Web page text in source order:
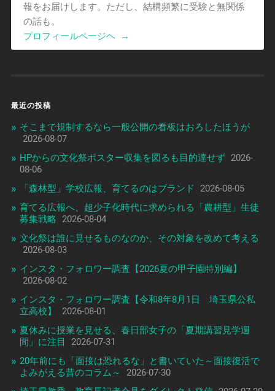
報をお届けします。ただし、結構頻繁に受験と無関係
の話も。
プロフィールページヘ
→
最近の投稿
そこまで規制するなら一般公開の看板はおろしたほうが
2026-08-07
HPからの文化祭ポスター収集を図るも目的達せず 2026-
08-06
「森林型」学校広報、育てるのはブランド
2026-08-05
育てる広報へ、超少子化時代に求められる「農耕型」生徒
募集戦略
2026-08-04
文化祭は誰に見せるものなのか、その対象を改めて考える
2026-08-03
インスタ・フォロワー調査【2026夏の甲子園特別編】
2026-08-02
インスタ・フォロワー調査【令和8年8月1日 埼玉県公私
立高校】
2026-08-01
夏休みに授業を見せる、春日部女子の「夏期講習見学週
間」に注目
2026-07-31
20年前にも「面接は恐れるな」と書いていた～面接復活で
よみがえる昔のコラム～
2026-07-30